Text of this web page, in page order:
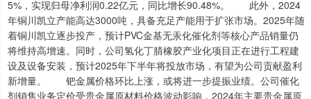
5%，实现归母净利润0.22亿元，同比增长90.48%。 此外，2024
年铜川凯立产能高达3000吨，具备充足产能用于扩张市场。2025年随
着铜川凯立逐步投产，预计PVC金基无汞化催化剂等核心产品销量仍
将维持高增速。同时，公司氢化丁腈橡胶产业化项目正在进行工程建
设及设备安装，预计2025年下半年将投放市场，有望为公司贡献盈利
新增量。 钯金属价格环比上涨，或将进一步提振业绩。公司催化
剂销售业务定价受贵金属原材料价格波动影响，2024年主要贵金属原